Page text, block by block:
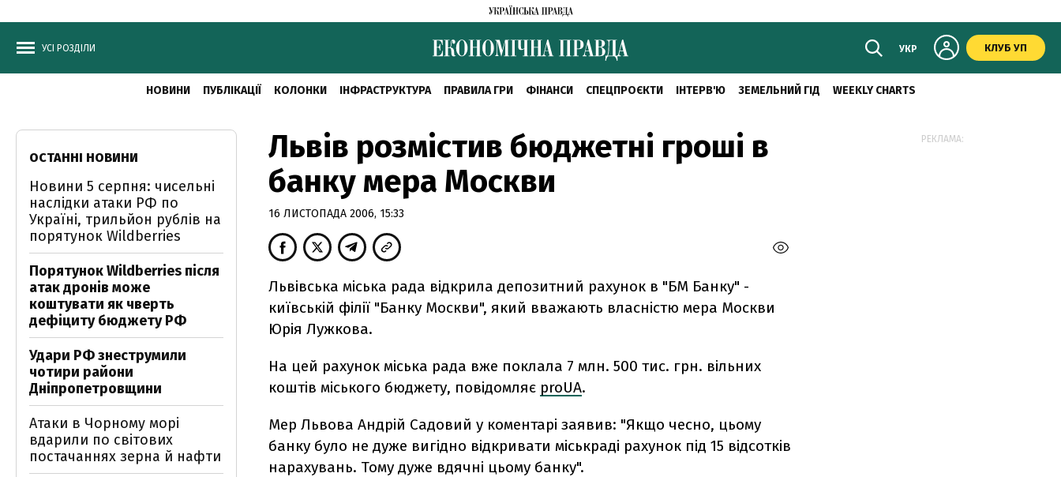
УСІ РОЗДІЛИ УКР КЛУБ УП
НОВИНИ ПУБЛІКАЦІЇ КОЛОНКИ ІНФРАСТРУКТУРА ПРАВИЛА ГРИ ФІНАНСИ СПЕЦПРОЄКТИ ІНТЕРВ'Ю ЗЕМЕЛЬНИЙ ГІД WEEKLY CHARTS
Львів розмістив бюджетні гроші в
банку мера Москви
16 ЛИСТОПАДА 2006, 15:33
Львівська міська рада відкрила депозитний рахунок в "БМ Банку" -
київській філії "Банку Москви", який вважають власністю мера Москви
Юрія Лужкова.
На цей рахунок міська рада вже поклала 7 млн. 500 тис. грн. вільних
коштів міського бюджету, повідомляє proUA.
Мер Львова Андрій Садовий у коментарі заявив: "Якщо чесно, цьому
банку було не дуже вигідно відкривати міськраді рахунок під 15 відсотків
нарахувань. Тому дуже вдячні цьому банку".
ОСТАННІ НОВИНИ
Новини 5 серпня: чисельні
наслідки атаки РФ по
Україні, трильйон рублів на
порятунок Wildberries
Порятунок Wildberries після
атак дронів може
коштувати як чверть
дефіциту бюджету РФ
Удари РФ знеструмили
чотири райони
Дніпропетровщини
Атаки в Чорному морі
вдарили по світових
постачаннях зерна й нафти
РЕКЛАМА: